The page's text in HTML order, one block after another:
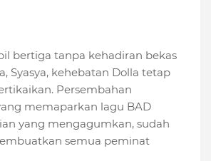
bertiga tanpa kehadiran bekas
Syasya, kehebatan Dolla tetap
Persembahan
memaparkan lagu BAD
yang mengagumkan, sudah
semua peminat